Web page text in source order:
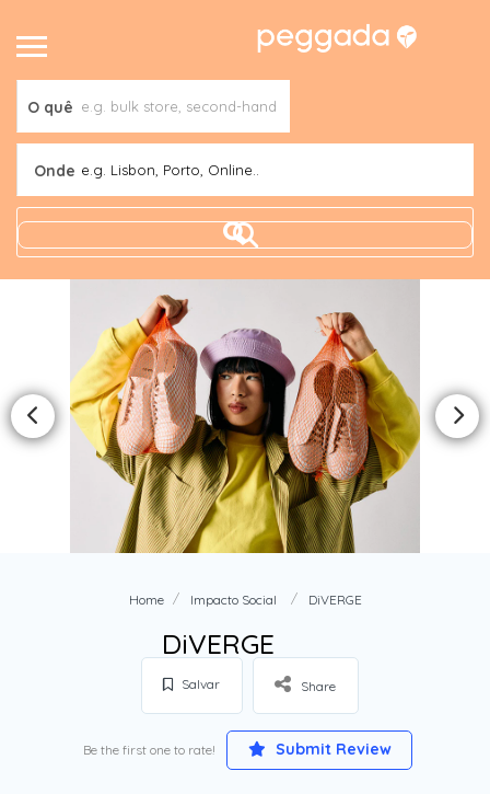
O quê
Onde e.g. Lisbon, Porto, Online..
Home Impacto Social DiVERGE
DiVERGE
Salvar Share
Be the first one to rate! Submit Review